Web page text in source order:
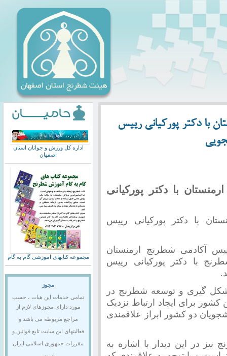
با دکتر پورکیانی رییس
با دکتر پورکیانی
با دکتر پورکیانی رییس
آکادمی شطرنج ارمنستان
با دکتر پورکیانی رییس
شکل گیری و توسعه شطرنج در
برای ایجاد ارتباط نزدیک
دو کشور ابراز علاقمندی
در این دیدار با اشاره به
اداره کل ورزش و جوانان استان
اصفهان
مجموعه کتابهای اموزشی گام به گام
مجوز
تمامی خدمات این هیات ، حسب
مورد دارای مجوزهای لازم از
مراجع مربوطه می باشد و
فعالیتهای این سایت تابع قوانین و
مقررات جمهوری اسلامی ایران